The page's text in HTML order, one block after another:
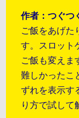
作者：つぐつ
ご飯をあげた
す。スロット
ご飯も変えま
難しかったこ
ずれを表示す
り方で試して